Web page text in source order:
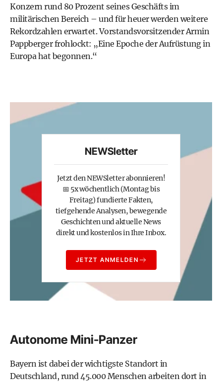
Konzern rund 80 Prozent seines Geschäfts im
militärischen Bereich – und für heuer werden weitere
Rekordzahlen erwartet. Vorstandsvorsitzender Armin
Pappberger frohlockt: „Eine Epoche der Aufrüstung in
Europa hat begonnen.“
NEWSletter
Jetzt den NEWSletter abonnieren!
📅 5x wöchentlich (Montag bis
Freitag) fundierte Fakten,
tiefgehende Analysen, bewegende
Geschichten und aktuelle News
direkt und kostenlos in Ihre Inbox.
JETZT ANMELDEN
Autonome Mini-Panzer
Bayern ist dabei der wichtigste Standort in
Deutschland, rund 45.000 Menschen arbeiten dort in